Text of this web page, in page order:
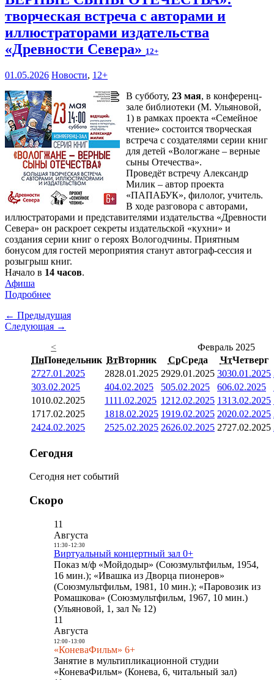
творческая встреча с авторами и
иллюстраторами издательства
«Древности Севера» 12+
01.05.2026 Новости, 12+
В субботу, 23 мая, в конференц-
зале библиотеки (М. Ульяновой,
1) в рамках проекта «Семейное
чтение» состоится творческая
встреча с создателями серии книг
для детей «Вологжане – верные
сыны Отечества».
Проведёт встречу Александр
Милик – автор проекта
«ПАПАБУК», филолог, учитель.
В ходе разговора с авторами,
иллюстраторами и представителями издательства «Древности
Севера» он раскроет секреты издательской «кухни» и
создания серии книг о героях Вологодчины. Приятным
бонусом для гостей мероприятия станут автограф-сессия и
розыгрыш книг.
Начало в 14 часов.
Афиша
Подробнее
← Предыдущая
Следующая →
<
Февраль 2025
ПнПонедельник ВтВторник СрСреда ЧтЧетверг
2727.01.2025 2828.01.2025 2929.01.2025 3030.01.2025
303.02.2025 404.02.2025 505.02.2025 606.02.2025
1010.02.2025 1111.02.2025 1212.02.2025 1313.02.2025
1717.02.2025 1818.02.2025 1919.02.2025 2020.02.2025
2424.02.2025 2525.02.2025 2626.02.2025 2727.02.2025
Сегодня
Сегодня нет событий
Скоро
11
Августа
11:30- 12:30
Виртуальный концертный зал 0+
Показ м/ф «Мойдодыр» (Союзмультфильм, 1954,
16 мин.); «Ивашка из Дворца пионеров»
(Союзмультфильм, 1981, 10 мин.); «Паровозик из
Ромашкова» (Союзмультфильм, 1967, 10 мин.)
(Ульяновой, 1, зал № 12)
11
Августа
12:00- 13:00
«КоневаФильм» 6+
Занятие в мультипликационной студии
«КоневаФильм» (Конева, 6, читальный зал)